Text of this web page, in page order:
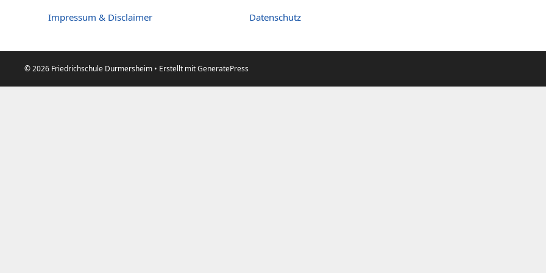
Impressum & Disclaimer Datenschutz
© 2026 Friedrichschule Durmersheim • Erstellt mitGeneratePress